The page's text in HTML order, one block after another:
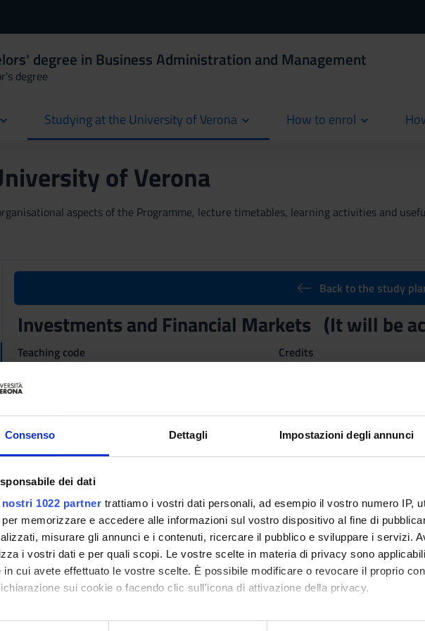
Consenso Dettagli Impostazioni degli annunci
dei dati
nostri 1022 partner trattiamo i vostri dati personali, ad esempio il vostro numero IP,
memorizzare e accedere alle informazioni sul vostro dispositivo al fine di
misurare gli annunci e i contenuti, ricercare il pubblico e sviluppare i servizi.
i vostri dati e per quali scopi. Le vostre scelte in materia di privacy sono
in cui avete effettuato le vostre scelte. È possibile modificare o revocare il proprio
sui cookie o facendo clic sull'icona di attivazione della privacy.
consenso, vorremmo anche:
degree in Business Administration and Management
degree
Studying at the University of Verona How to enrol
of Verona
aspects of the Programme, lecture timetables, learning activities and
Back to the study
Investments and Financial Markets (It will be
Teaching code
Credits
Scientific Disciplinary Sector (SSD)
SECS-P/11 - ECONOMIA DEGLI INTERMEDIARI FINANZIARI
Learning objectives
The course aims to provide basic knowledge of the main types of financial
technical and evaluation features of the most important financial instruments, as
will learn concepts necessary to analyze the role played by financial instruments
course, students will be able to identify and understand both the appropriate risk
instruments analyzed and the organizational structure of the financial markets in